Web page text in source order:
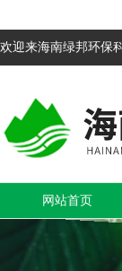
欢迎来海南绿邦环保
网站首页